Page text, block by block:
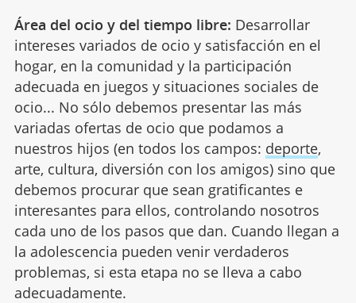
Área del ocio y del tiempo libre: Desarrollar
intereses variados de ocio y satisfacción en el
hogar, en la comunidad y la participación
adecuada en juegos y situaciones sociales de
ocio... No sólo debemos presentar las más
variadas ofertas de ocio que podamos a
nuestros hijos (en todos los campos: deporte,
arte, cultura, diversión con los amigos) sino que
debemos procurar que sean gratificantes e
interesantes para ellos, controlando nosotros
cada uno de los pasos que dan. Cuando llegan a
la adolescencia pueden venir verdaderos
problemas, si esta etapa no se lleva a cabo
adecuadamente.